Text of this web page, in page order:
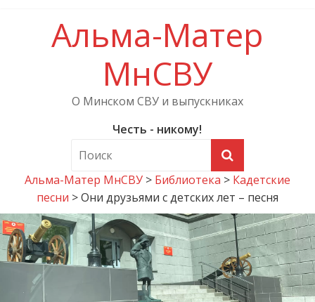
Альма-Матер
МнСВУ
О Минском СВУ и выпускниках
Честь - никому!
Альма-Матер МнСВУ> Библиотека > Кадетские
песни >Они друзьями с детских лет – песня